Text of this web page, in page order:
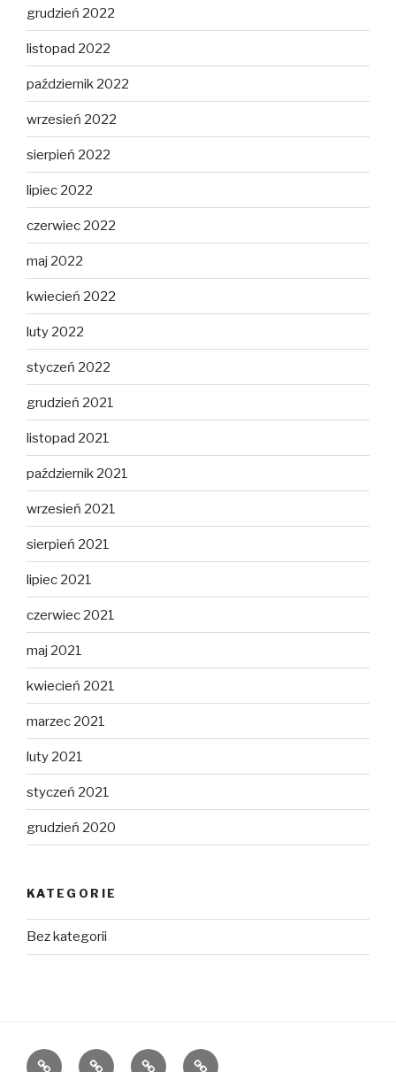
grudzień 2022
listopad 2022
październik 2022
wrzesień 2022
sierpień 2022
lipiec 2022
czerwiec 2022
maj 2022
kwiecień 2022
luty 2022
styczeń 2022
grudzień 2021
listopad 2021
październik 2021
wrzesień 2021
sierpień 2021
lipiec 2021
czerwiec 2021
maj 2021
kwiecień 2021
marzec 2021
luty 2021
styczeń 2021
grudzień 2020
KATEGORIE
Bez kategorii
Home O Rejon FAQ